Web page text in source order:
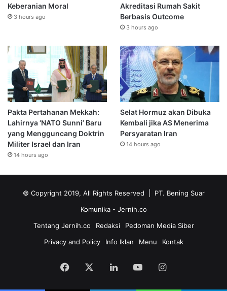
Keberanian Moral
3 hours ago
Akreditasi Rumah Sakit
Berbasis Outcome
3 hours ago
Pakta Pertahanan Mekkah:
Lahirnya ‘NATO Sunni’ Baru
yang Mengguncang Doktrin
Militer Israel dan Iran
14 hours ago
Selat Hormuz akan Dibuka
Kembali jika AS Menerima
Persyaratan Iran
14 hours ago
© Copyright 2019, All Rights Reserved | PT. Bening Suar
Komunika - Jernih.co
Tentang Jernih.co
Redaksi
Pedoman Media Siber
Privacy and Policy
Info Iklan Menu Kontak
Facebook LinkedInYouTubeInstagram